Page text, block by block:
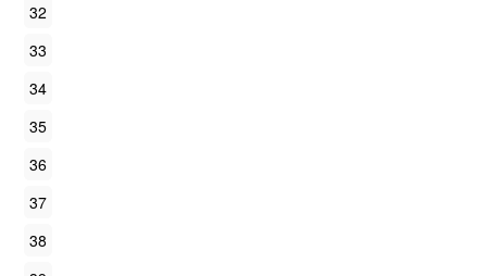
32
33
34
35
36
37
38